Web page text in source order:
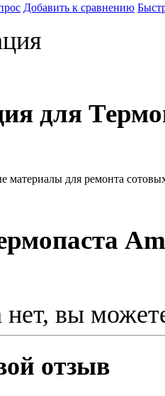
Добавить к сравнению
для
материалы для ремонта
вы
отзыв